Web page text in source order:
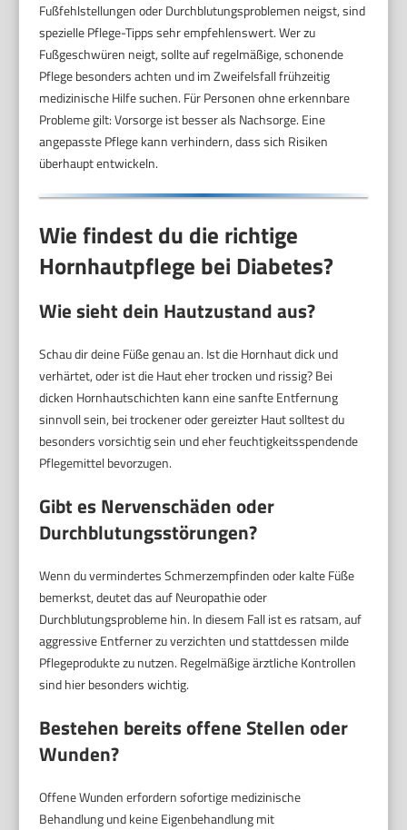
Fußfehlstellungen oder Durchblutungsproblemen neigst, sind
spezielle Pflege-Tipps sehr empfehlenswert. Wer zu
Fußgeschwüren neigt, sollte auf regelmäßige, schonende
Pflege besonders achten und im Zweifelsfall frühzeitig
medizinische Hilfe suchen. Für Personen ohne erkennbare
Probleme gilt: Vorsorge ist besser als Nachsorge. Eine
angepasste Pflege kann verhindern, dass sich Risiken
überhaupt entwickeln.
Wie findest du die richtige
Hornhautpflege bei Diabetes?
Wie sieht dein Hautzustand aus?
Schau dir deine Füße genau an. Ist die Hornhaut dick und
verhärtet, oder ist die Haut eher trocken und rissig? Bei
dicken Hornhautschichten kann eine sanfte Entfernung
sinnvoll sein, bei trockener oder gereizter Haut solltest du
besonders vorsichtig sein und eher feuchtigkeitsspendende
Pflegemittel bevorzugen.
Gibt es Nervenschäden oder
Durchblutungsstörungen?
Wenn du vermindertes Schmerzempfinden oder kalte Füße
bemerkst, deutet das auf Neuropathie oder
Durchblutungsprobleme hin. In diesem Fall ist es ratsam, auf
aggressive Entferner zu verzichten und stattdessen milde
Pflegeprodukte zu nutzen. Regelmäßige ärztliche Kontrollen
sind hier besonders wichtig.
Bestehen bereits offene Stellen oder
Wunden?
Offene Wunden erfordern sofortige medizinische
Behandlung und keine Eigenbehandlung mit